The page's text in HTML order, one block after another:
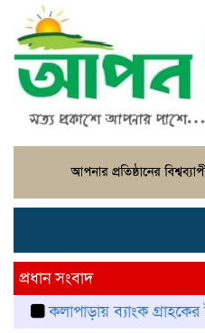
প্রধান সংবাদ
কলাপাড়ায় ব্যাংক গ্রাহকের টাকা